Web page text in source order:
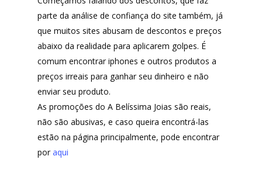
parte da análise de confiança do site também, já
que muitos sites abusam de descontos e preços
abaixo da realidade para aplicarem golpes. É
comum encontrar iphones e outros produtos a
preços irreais para ganhar seu dinheiro e não
enviar seu produto.
As promoções do A Belíssima Joias são reais,
não são abusivas, e caso queira encontrá-las
estão na página principalmente, pode encontrar
por aqui